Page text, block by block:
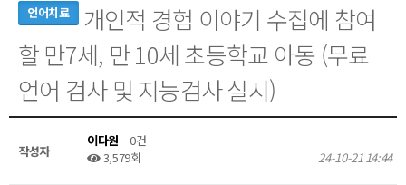
언어치료
개인적 경험 이야기 수집에 참여
할 만7세, 만 10세 초등학교 아동 (무료
언어 검사 및 지능검사 실시)
작성자
이다원
0건
3,579회
24-10-21 14:44